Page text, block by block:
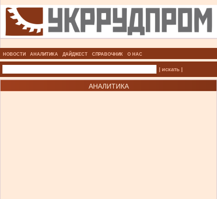
НОВОСТИ АНАЛИТИКА ДАЙДЖЕСТ СПРАВОЧНИК О НАС
| искать |
АНАЛИТИКА